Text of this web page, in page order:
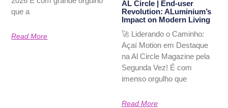
que a
Read More
AL Circle | End-user
Revolution: ALuminium’s
Impact on Modern Living
🚀 Liderando o Caminho:
Açaí Motion em Destaque
na Al Circle Magazine pela
Segunda Vez! É com
imenso orgulho que
Read More